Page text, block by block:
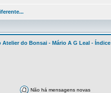
Atelier do Bonsai - Mário A G Leal - Índice
Não há mensagens novas